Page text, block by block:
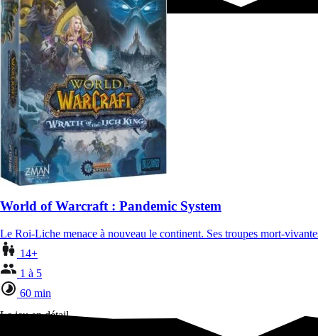
World of Warcraft : Pandemic System
Le Roi-Liche menace à nouveau le continent. Ses troupes mort-
14+
1 à 5
60 min
Le jeu en détail